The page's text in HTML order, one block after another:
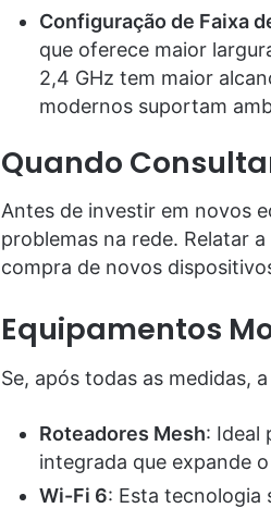
Configuração de Faixa
que oferece maior
2,4 GHz tem maior
modernos suportam
Quando
Antes de investir em novos
problemas na rede. Relatar
compra de novos
Equipamentos
Se, após todas as medidas,
Roteadores Mesh: Ideal
integrada que expande
Wi-Fi 6: Esta tecnologia